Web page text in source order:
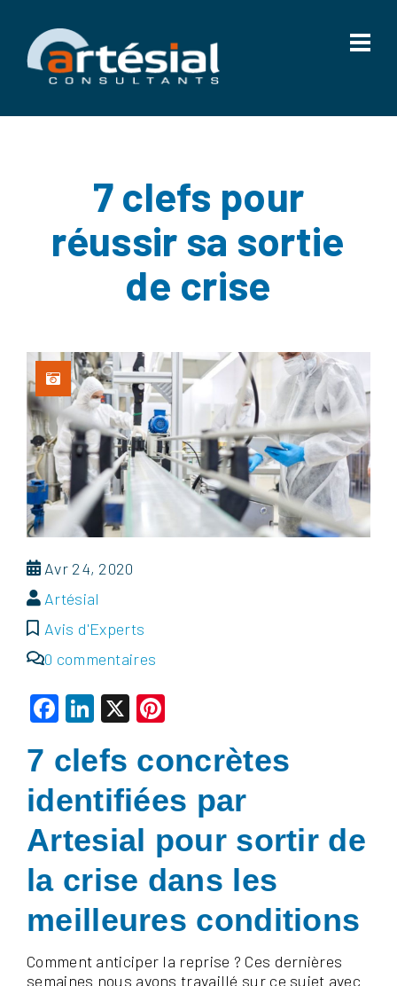
7 clefs pour
réussir sa sortie
de crise
Avr 24, 2020
Artésial
Avis d'Experts
0 commentaires
Facebook
LinkedIn
X
7 clefs concrètes
identifiées par
Artesial pour sortir de
la crise dans les
meilleures conditions
Comment anticiper la reprise ? Ces dernières
semaines nous avons travaillé sur ce sujet avec